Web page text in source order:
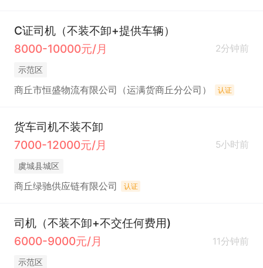
C证司机（不装不卸+提供车辆）
8000-10000元/月
2分钟前
示范区
商丘市恒盛物流有限公司（运满货商丘分公司） 认证
货车司机不装不卸
7000-12000元/月
5小时前
虞城县城区
商丘绿驰供应链有限公司 认证
司机（不装不卸+不交任何费用)
6000-9000元/月
11分钟前
示范区